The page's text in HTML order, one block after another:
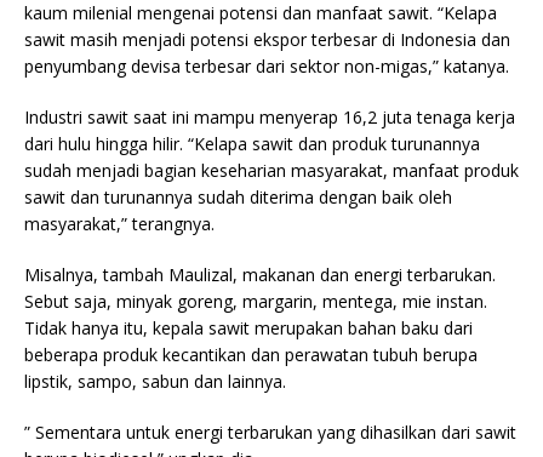
kaum milenial mengenai potensi dan manfaat sawit. “Kelapa
sawit masih menjadi potensi ekspor terbesar di Indonesia dan
penyumbang devisa terbesar dari sektor non-migas,” katanya.
Industri sawit saat ini mampu menyerap 16,2 juta tenaga kerja
dari hulu hingga hilir. “Kelapa sawit dan produk turunannya
sudah menjadi bagian keseharian masyarakat, manfaat produk
sawit dan turunannya sudah diterima dengan baik oleh
masyarakat,” terangnya.
Misalnya, tambah Maulizal, makanan dan energi terbarukan.
Sebut saja, minyak goreng, margarin, mentega, mie instan.
Tidak hanya itu, kepala sawit merupakan bahan baku dari
beberapa produk kecantikan dan perawatan tubuh berupa
lipstik, sampo, sabun dan lainnya.
” Sementara untuk energi terbarukan yang dihasilkan dari sawit